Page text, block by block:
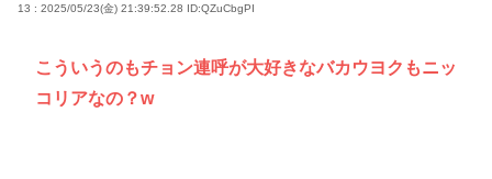
13 : 2025/05/23(金) 21:39:52.28 ID:QZuCbgPI
こういうのもチョン連呼が大好きなバカウヨクもニッ
コリアなの？w